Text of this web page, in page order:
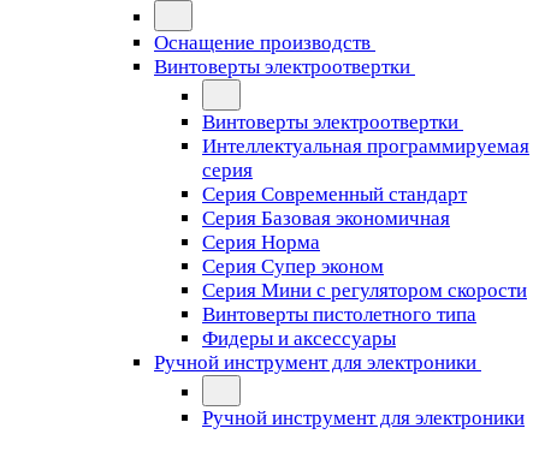
Оснащение производств
Винтоверты электроотвертки
Винтоверты электроотвертки
Интеллектуальная программируемая
серия
Серия Современный стандарт
Серия Базовая экономичная
Серия Норма
Серия Cупер эконом
Серия Мини с регулятором скорости
Винтоверты пистолетного типа
Фидеры и аксессуары
Ручной инструмент для электроники
Ручной инструмент для электроники